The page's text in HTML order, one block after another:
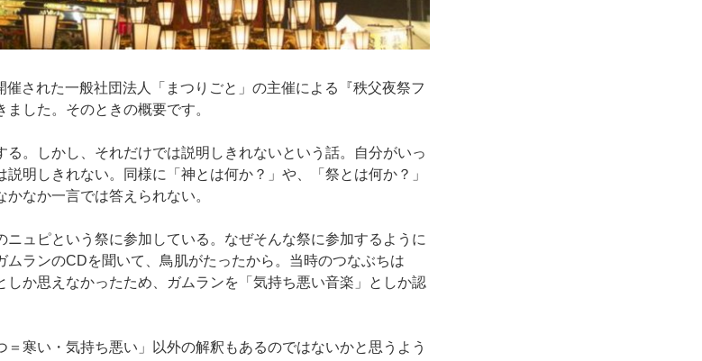
された一般社団法人「まつりごと」の主催による『秩父夜祭フ
した。そのときの概要です。
。しかし、それだけでは説明しきれないという話。自分がいっ
明しきれない。同様に「神とは何か？」や、「祭とは何か？」
なか一言では答えられない。
ュピという祭に参加している。なぜそんな祭に参加するように
ムランのCDを聞いて、鳥肌がたったから。当時のつなぶちは
しか思えなかったため、ガムランを「気持ち悪い音楽」としか認
寒い・気持ち悪い」以外の解釈もあるのではないかと思うよう